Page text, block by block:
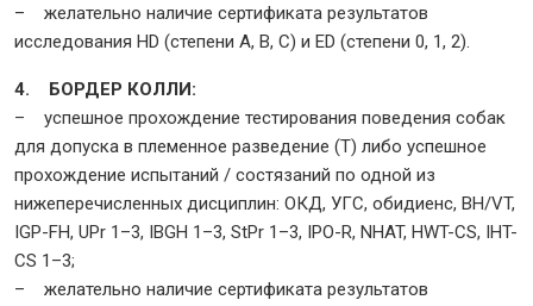
– желательно наличие сертификата результатов
исследования HD (степени A, B, C) и ED (степени 0, 1, 2).
4. БОРДЕР КОЛЛИ:
– успешное прохождение тестирования поведения собак
для допуска в племенное разведение (Т) либо успешное
прохождение испытаний / состязаний по одной из
нижеперечисленных дисциплин: ОКД, УГС, обидиенс, BH/VT,
IGP-FH, UPr 1–3, IBGH 1–3, StPr 1–3, IPO-R, NHAT, HWT-CS, IHT-
CS 1–3;
– желательно наличие сертификата результатов